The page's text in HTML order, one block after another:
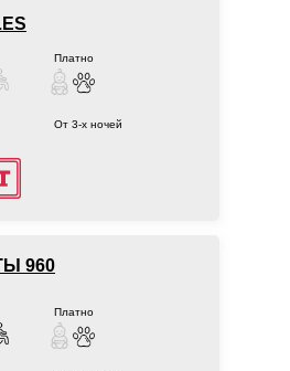
От 3-х ночей
Платно
960
Платно